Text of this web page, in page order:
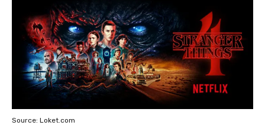
Source: Loket.com